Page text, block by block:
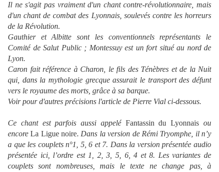
Il ne s'agit pas vraiment d'un chant contre-révolutionnaire, mais
d'un chant de combat des Lyonnais, soulevés contre les horreurs
de la Révolution.
Gauthier et Albitte sont les conventionnels représentants le
Comité de Salut Public ; Montessuy est un fort situé au nord de
Lyon.
Caron fait référence à Charon, le fils des Ténèbres et de la Nuit
qui, dans la mythologie grecque assurait le transport des défunt
vers le royaume des morts, grâce à sa barque.
Voir pour d'autres précisions l'article de Pierre Vial ci-dessous.
Ce chant est parfois aussi appeléFantassin du Lyonnaisou
encore La Ligue noire. Dans la version de Rémi Tryomphe, il n’y
a que les couplets n°1, 5, 6 et 7. Dans la version présentée audio
présentée ici, l’ordre est 1, 2, 3, 5, 6, 4 et 8. Les variantes de
couplets sont nombreuses, mais le texte ne change pas, à